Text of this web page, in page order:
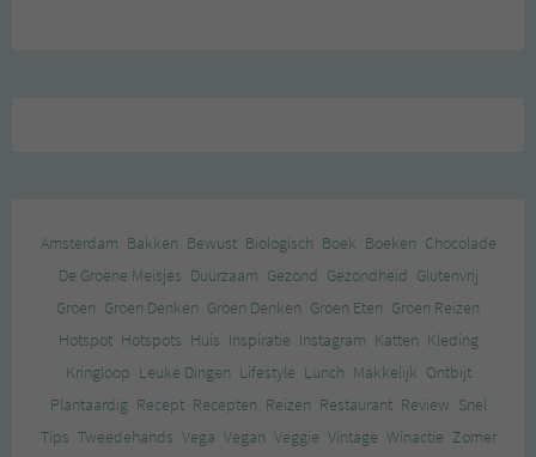
Amsterdam Bakken Bewust Biologisch Boek Boeken Chocolade
De Groene Meisjes Duurzaam Gezond Gezondheid Glutenvrij
Groen Groen Denken Groen Denken Groen Eten Groen Reizen
Hotspot Hotspots Huis Inspiratie Instagram Katten Kleding
Kringloop Leuke Dingen Lifestyle Lunch Makkelijk Ontbijt
Plantaardig Recept Recepten Reizen Restaurant Review Snel
Tips Tweedehands Vega Vegan Veggie Vintage Winactie Zomer